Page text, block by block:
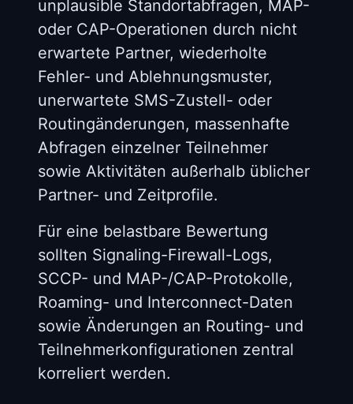
unplausible Standortabfragen, MAP-
oder CAP-Operationen durch nicht
erwartete Partner, wiederholte
Fehler- und Ablehnungsmuster,
unerwartete SMS-Zustell- oder
Routingänderungen, massenhafte
Abfragen einzelner Teilnehmer
sowie Aktivitäten außerhalb üblicher
Partner- und Zeitprofile.
Für eine belastbare Bewertung
sollten Signaling-Firewall-Logs,
SCCP- und MAP-/CAP-Protokolle,
Roaming- und Interconnect-Daten
sowie Änderungen an Routing- und
Teilnehmerkonfigurationen zentral
korreliert werden.